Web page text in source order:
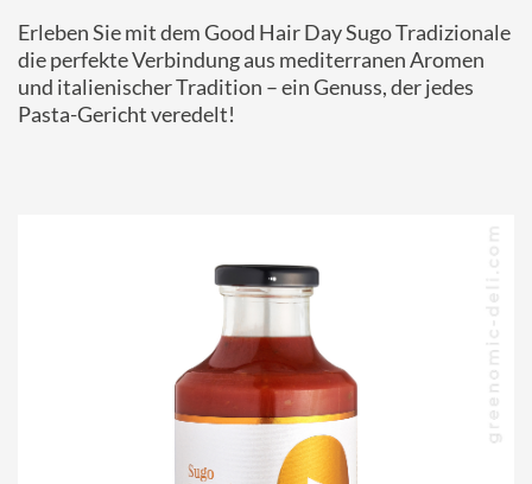
Erleben Sie mit dem Good Hair Day Sugo Tradizionale
die perfekte Verbindung aus mediterranen Aromen
und italienischer Tradition – ein Genuss, der jedes
Pasta-Gericht veredelt!